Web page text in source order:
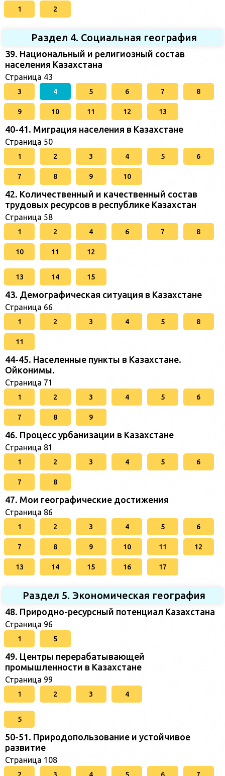
1 2
Раздел 4. Социальная география
39. Национальный и религиозный состав
населения Казахстана
Страница 43
3 4 5 6 7 8
9 10 11 12 13
40-41. Миграция населения в Казахстане
Страница 50
1 2 3 4 5 6
7 8 9 10
42. Количественный и качественный состав
трудовых ресурсов в республике Казахстан
Страница 58
1 2 4 6 7 8
10 11 12
13 14 15
43. Демографическая ситуация в Казахстане
Страница 66
1 2 3 4 5 8
11
44-45. Населенные пункты в Казахстане.
Ойконимы.
Страница 71
1 2 3 4 5 6
7 8 9
46. Процесс урбанизации в Казахстане
Страница 81
1 2 3 4 5 6
7 8
47. Мои географические достижения
Страница 86
1 2 3 4 5 6
7 8 9 10 11 12
13 14 15 16 17
Раздел 5. Экономическая география
48. Природно-ресурсный потенциал Казахстана
Страница 96
1 5
49. Центры перерабатывающей
промышленности в Казахстане
Страница 99
1 2 3 4
5
50-51. Природопользование и устойчивое
развитие
Страница 108